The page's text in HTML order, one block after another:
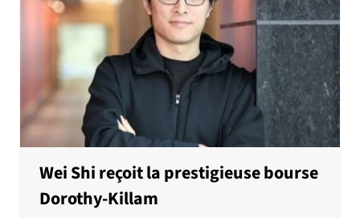
Wei Shi reçoit la prestigieuse bourse
Dorothy-Killam